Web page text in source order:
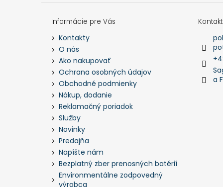
Informácie pre Vás
Kontakty
O nás
Ako nakupovať
Ochrana osobných údajov
Obchodné podmienky
Nákup, dodanie
Reklamačný poriadok
Služby
Novinky
Predajňa
Napíšte nám
Bezplatný zber prenosných batérií
Environmentálne zodpovedný
výrobca
Kontakt
a